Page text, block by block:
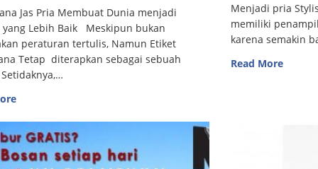
Jas Pria Membuat Dunia menjadi
yang Lebih Baik Meskipun bukan
peraturan tertulis, Namun Etiket
Tetap diterapkan sebagai sebuah
Menjadi pria
memiliki
karena semakin
Read More